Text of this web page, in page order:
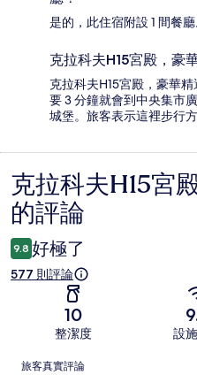
是的，此住宿附設 1 間餐廳
克拉科夫H15宮殿，豪
克拉科夫H15宮殿，豪華
要 3 分鐘就會到中央集市
城堡。旅客表示這裡步行
評
論
克拉科夫H15宮
的評論
9.8 好極了
577 則評論
10
整潔度 設
評
旅客真實評論